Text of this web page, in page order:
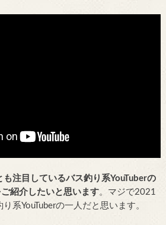
も注目しているバス釣り系YouTuberの
紹介したいと思います。マジで2021
系YouTuberの一人だと思います。